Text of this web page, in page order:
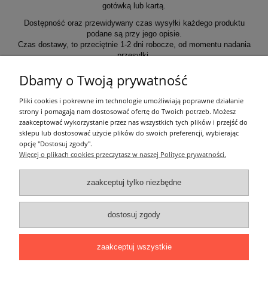
gotówką lub kartą.
Dostępność oraz przewidywany czas wysyłki każdego produktu
podane są przy jego opisie.
Czas dostawy, to przeciętnie 1-2 dni robocze, od momentu nadania
przesyłki.
Informacje ogólne
Zakupy
Moje konto
Pozostałe
Łatwy dojazd z Sopotu, Gdańska i Gdyni - przekonaj się i kup również na
miejscu!
ONELED, ul. Kasprowicza 4, 83-000 Pruszcz Gdański
e-mail: biuro@oneled.pl | tel.: 511-711-113 | tel.: 511-115-157 | tel.: 511-711-
Dbamy o Twoją prywatność
Pliki cookies i pokrewne im technologie umożliwiają poprawne działanie
strony i pomagają nam dostosować ofertę do Twoich potrzeb. Możesz
zaakceptować wykorzystanie przez nas wszystkich tych plików i przejść do
sklepu lub dostosować użycie plików do swoich preferencji, wybierając
opcję "Dostosuj zgody".
Więcej o plikach cookies przeczytasz w naszej Polityce prywatności.
zaakceptuj tylko niezbędne
dostosuj zgody
zaakceptuj wszystkie